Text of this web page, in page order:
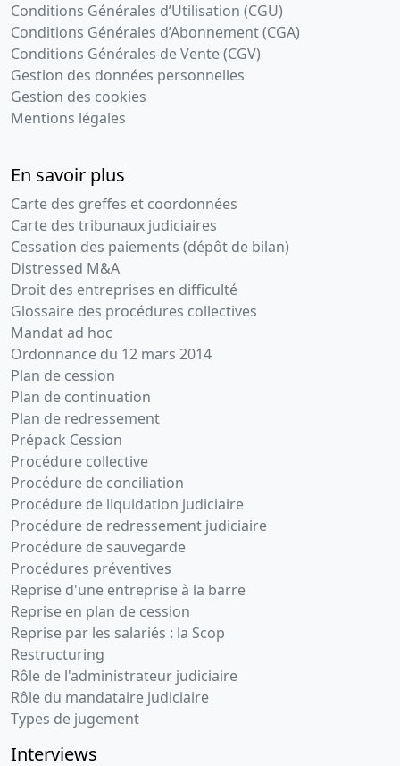
Conditions Générales d’Utilisation (CGU)
Conditions Générales d’Abonnement (CGA)
Conditions Générales de Vente (CGV)
Gestion des données personnelles
Gestion des cookies
Mentions légales
En savoir plus
Carte des greffes et coordonnées
Carte des tribunaux judiciaires
Cessation des paiements (dépôt de bilan)
Distressed M&A
Droit des entreprises en difficulté
Glossaire des procédures collectives
Mandat ad hoc
Ordonnance du 12 mars 2014
Plan de cession
Plan de continuation
Plan de redressement
Prépack Cession
Procédure collective
Procédure de conciliation
Procédure de liquidation judiciaire
Procédure de redressement judiciaire
Procédure de sauvegarde
Procédures préventives
Reprise d'une entreprise à la barre
Reprise en plan de cession
Reprise par les salariés : la Scop
Restructuring
Rôle de l'administrateur judiciaire
Rôle du mandataire judiciaire
Types de jugement
Interviews